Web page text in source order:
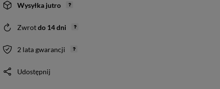
Wysyłka jutro
Zwrotdo 14dni
2 lata gwarancji
Udostępnij